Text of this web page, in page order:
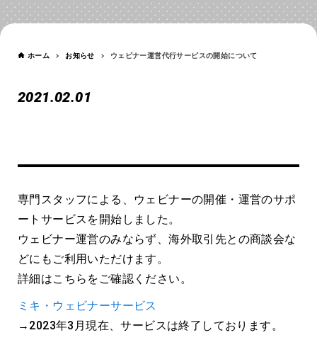
NEWS
ホーム お知らせ ウェビナー運営代行サービスの開始について
2021.02.01
ウェビナー運営代行サービスの
開始について
専門スタッフによる、ウェビナーの開催・運営のサポ
ートサービスを開始しました。
ウェビナー運営のみならず、海外取引先との商談会な
どにもご利用いただけます。
詳細はこちらをご確認ください。
ミキ・ウェビナーサービス
→2023年3月現在、サービスは終了しております。